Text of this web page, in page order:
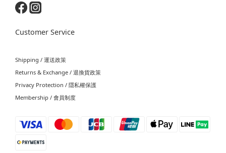
Customer Service
Shipping / 運送政策
Returns & Exchange / 退換貨政策
Privacy Protection / 隱私權保護
Membership / 會員制度